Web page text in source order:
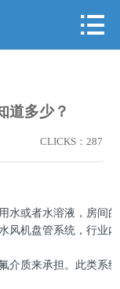
产品展示
行业案例
下载中心
用户现场

道多少？
CLICKS：287
水或者水溶液，房间
风机盘管系统，行业
介质来承担。此类系